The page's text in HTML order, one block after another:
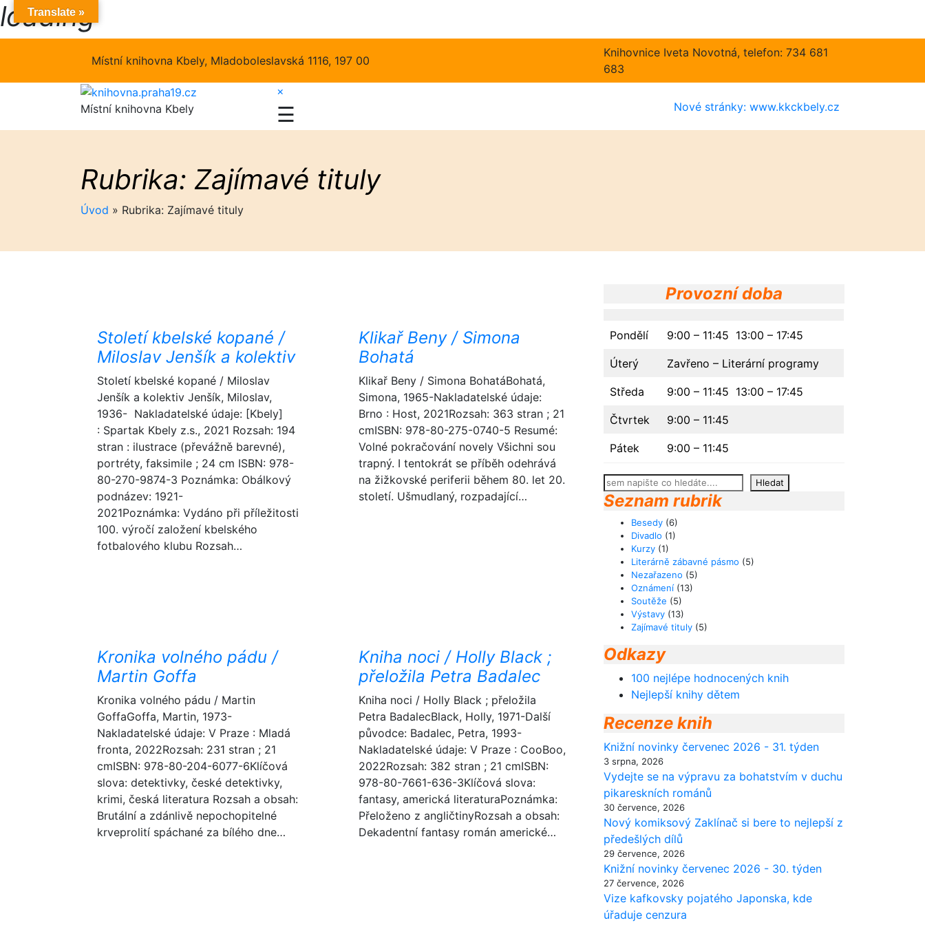
Skip
to
content
loading
Místní knihovna Kbely, Mladoboleslavská 1116, 197 00
Knihovnice Iveta Novotná, telefon: 734 681
683
Místní knihovna Kbely
×
☰ Nové stránky: www.kkckbely.cz
Rubrika: Zajímavé tituly
Úvod » Rubrika: Zajímavé tituly
Století kbelské kopané /
Miloslav Jenšík a kolektiv
Století kbelské kopané / Miloslav
Jenšík a kolektiv Jenšík, Miloslav,
1936- Nakladatelské údaje: [Kbely]
: Spartak Kbely z.s., 2021 Rozsah: 194
stran : ilustrace (převážně barevné),
portréty, faksimile ; 24 cm ISBN: 978-
80-270-9874-3 Poznámka: Obálkový
podnázev: 1921-
2021Poznámka: Vydáno při příležitosti
100. výročí založení kbelského
fotbalového klubu Rozsah…
Klikař Beny / Simona
Bohatá
Klikař Beny / Simona BohatáBohatá,
Simona, 1965-Nakladatelské údaje:
Brno : Host, 2021Rozsah: 363 stran ; 21
cmISBN: 978-80-275-0740-5 Resumé:
Volné pokračování novely Všichni sou
trapný. I tentokrát se příběh odehrává
na žižkovské periferii během 80. let 20.
století. Ušmudlaný, rozpadající…
Kronika volného pádu /
Martin Goffa
Kronika volného pádu / Martin
GoffaGoffa, Martin, 1973-
Nakladatelské údaje: V Praze : Mladá
fronta, 2022Rozsah: 231 stran ; 21
cmISBN: 978-80-204-6077-6Klíčová
slova: detektivky, české detektivky,
krimi, česká literatura Rozsah a obsah:
Brutální a zdánlivě nepochopitelné
krveprolití spáchané za bílého dne…
Kniha noci / Holly Black ;
přeložila Petra Badalec
Kniha noci / Holly Black ; přeložila
Petra BadalecBlack, Holly, 1971-Další
původce: Badalec, Petra, 1993-
Nakladatelské údaje: V Praze : CooBoo,
2022Rozsah: 382 stran ; 21 cmISBN:
978-80-7661-636-3Klíčová slova:
fantasy, americká literaturaPoznámka:
Přeloženo z angličtinyRozsah a obsah:
Dekadentní fantasy román americké…
Provozní doba
Pondělí 9:00 – 11:45 13:00 – 17:45
Úterý Zavřeno – Literární programy
Středa 9:00 – 11:45 13:00 – 17:45
Čtvrtek 9:00 – 11:45
Pátek 9:00 – 11:45
Hledat Hledat
Seznam rubrik
Besedy (6)
Divadlo (1)
Kurzy (1)
Literárně zábavné pásmo (5)
Nezařazeno (5)
Oznámení (13)
Soutěže (5)
Výstavy (13)
Zajímavé tituly (5)
Odkazy
100 nejlépe hodnocených knih
Nejlepší knihy dětem
Recenze knih
Knižní novinky červenec 2026 - 31. týden
3 srpna, 2026
Vydejte se na výpravu za bohatstvím v duchu
pikareskních románů
30 července, 2026
Nový komiksový Zaklínač si bere to nejlepší z
předešlých dílů
29 července, 2026
Knižní novinky červenec 2026 - 30. týden
27 července, 2026
Vize kafkovsky pojatého Japonska, kde
úřaduje cenzura
Translate »